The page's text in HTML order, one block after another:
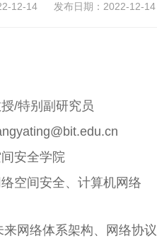
12-14 发布日期：2022-12-14
/特别副研究员
安全学院
空间安全、计算机网络
网络体系架构、网络协